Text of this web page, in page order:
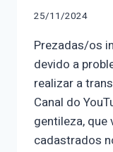
25/11/2024
Prezadas/os
devido a
realizar a
Canal do
gentileza,
cadastrados